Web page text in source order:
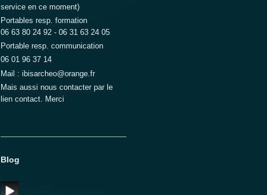
service en ce moment)
Portables resp. formation
06 63 80 24 92 - 06 31 63 24 05
Portable resp. communication
06 01 96 37 14
Mail : ibisarcheo@orange.fr
Mais aussi nous contacter par le
lien contact. Merci
Blog